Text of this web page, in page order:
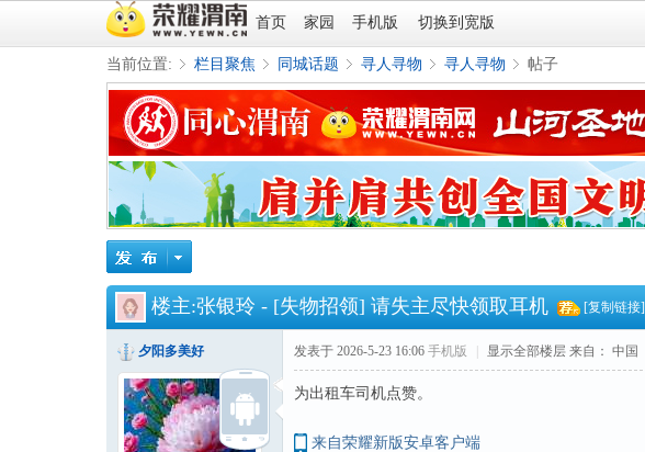
首页 家园 手机版 切换到宽版
当前位置:
»
栏目聚焦
›
同城话题
›
寻人寻物
›
寻人寻物
›
帖子
楼主:张银玲 - [失物招领] 请失主尽快领取耳机 [复制链接]
夕阳多美好 发表于 2026-5-23 16:06 手机版 显示全部楼层 来自： 中国
为出租车司机点赞。
来自荣耀新版安卓客户端